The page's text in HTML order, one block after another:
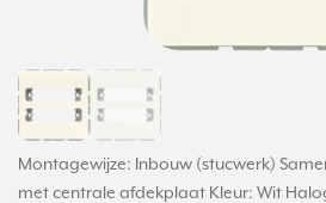
Montagewijze: Inbouw (stucwerk)
met centrale afdekplaat Kleur: Wit